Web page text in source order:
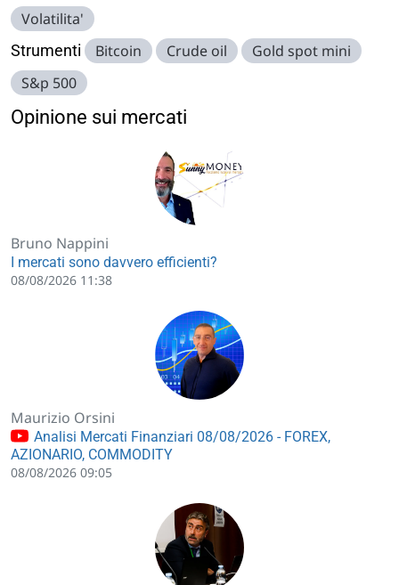
Volatilita'
Strumenti Bitcoin Crude oil
Gold spot mini
S&p 500
Opinione sui mercati
Bruno Nappini
I mercati sono davvero efficienti?
08/08/2026 11:38
Maurizio Orsini
Analisi Mercati Finanziari 08/08/2026 - FOREX,
AZIONARIO, COMMODITY
08/08/2026 09:05